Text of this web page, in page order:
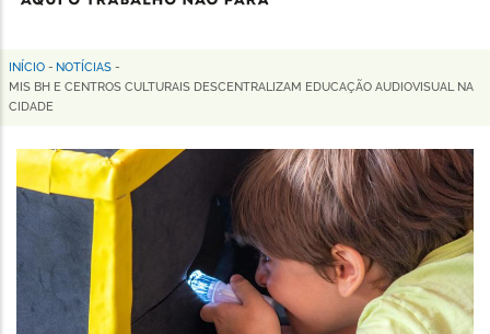
Horizonte
Trilha
de
navegação
INÍCIO - NOTÍCIAS -
MIS BH E CENTROS CULTURAIS DESCENTRALIZAM EDUCAÇÃO AUDIOVISUAL NA
CIDADE